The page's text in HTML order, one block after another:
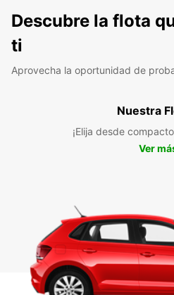
Descubre la flota
ti
Aprovecha la oportunidad de
Nuestra
¡Elija desde
Ver